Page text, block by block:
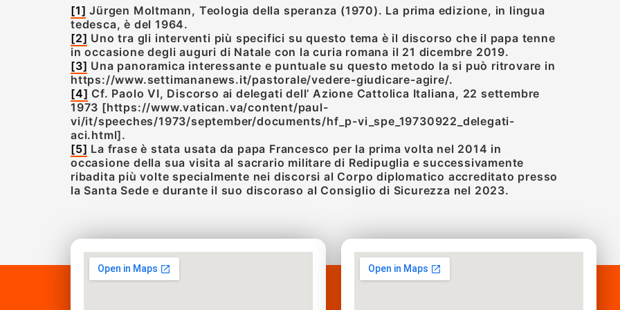
[1] Jürgen Moltmann, Teologia della speranza (1970). La prima edizione, in lingua
tedesca, è del 1964.
[2] Uno tra gli interventi più specifici su questo tema è il discorso che il papa tenne
in occasione degli auguri di Natale con la curia romana il 21 dicembre 2019.
[3] Una panoramica interessante e puntuale su questo metodo la si può ritrovare in
https://www.settimananews.it/pastorale/vedere-giudicare-agire/.
[4] Cf. Paolo VI, Discorso ai delegati dell’ Azione Cattolica Italiana, 22 settembre
1973 [https://www.vatican.va/content/paul-
vi/it/speeches/1973/september/documents/hf_p-vi_spe_19730922_delegati-
aci.html].
[5] La frase è stata usata da papa Francesco per la prima volta nel 2014 in
occasione della sua visita al sacrario militare di Redipuglia e successivamente
ribadita più volte specialmente nei discorsi al Corpo diplomatico accreditato presso
la Santa Sede e durante il suo discoraso al Consiglio di Sicurezza nel 2023.